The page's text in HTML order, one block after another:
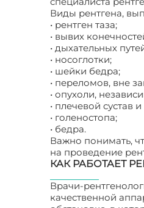
Виды рентгена,
• рентген таза;
• вывих
• дыхательных
• носоглотки;
• шейки бедра;
• переломов, вне
• опухоли,
• плечевой сустав
• голеностопа;
• бедра.
Важно понимать,
на проведение
КАК РАБОТАЕТ
Врачи-
качественной